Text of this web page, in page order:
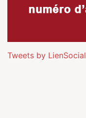
Tweets by LienSocial